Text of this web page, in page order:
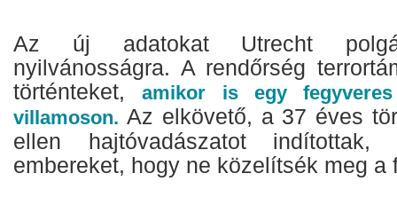
Az új adatokat Utrecht
nyilvánosságra. A rendőrség
történteket,amikor is egy
villamoson. Az elkövető, a 37 éves
ellen hajtóvadászatot
embereket, hogy ne közelítsék meg a